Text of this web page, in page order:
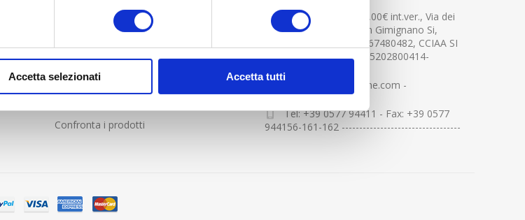
Accetta selezionati Accetta tutti
Ordini
Carrello
Confronta i prodotti
Cap.soc. 2.500.000,00€ int.ver., Via dei
platani n. 15, 53037 San Gimignano Si,
Part.IVA e Cod.Fisc.04367480482, CCIAA SI
n.94391 , MOCA=IT0905202800414-
info@centerglassline.com -
Tel: +39 0577 94411 - Fax: +39 0577
944156-161-162 ----------------------------------